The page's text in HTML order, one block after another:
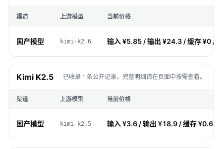
渠道 上游模型 当前价格
国产模型 kimi-k2.6 输入 ¥5.85 / 输出 ¥24.3 / 缓存 ¥0 /
Kimi K2.5 已收录 1 条公开记录，完整明细请在页面中按需查看。
渠道 上游模型 当前价格
国产模型 kimi-k2.5 输入 ¥3.6 / 输出 ¥18.9 / 缓存 ¥0.6 /